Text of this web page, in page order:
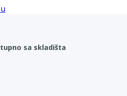
sa skladišta